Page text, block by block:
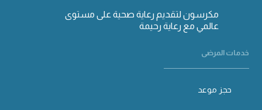
مكرسون لتقديم رعاية صحية على مستوى
عالمي مع رعاية رحيمة
خدمات المرضى
حجز موعد